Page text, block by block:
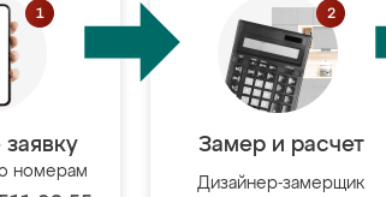
заявку
номерам
Замер и расчет
Дизайнер-замерщик